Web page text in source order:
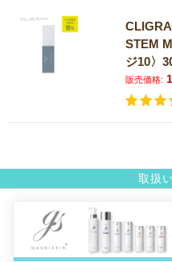
STEM
ジ10〉
販売価格:
取扱